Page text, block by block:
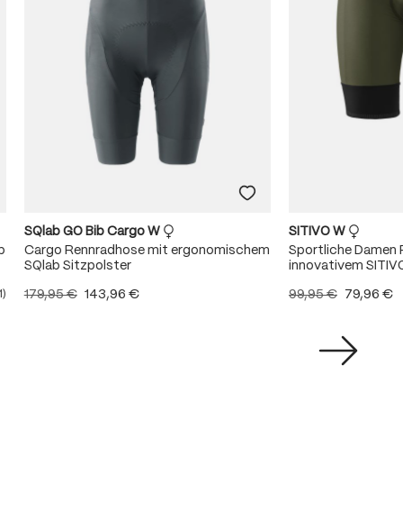
Bewertung von 5 von 5 Sternen
SQlab GO Bib Cargo W
Cargo Rennradhose mit ergonomischem
SQlab Sitzpolster
179,95 € 143,96 €
SITIVO W
Sportliche Damen
innovativem
99,95 € 79,96 €